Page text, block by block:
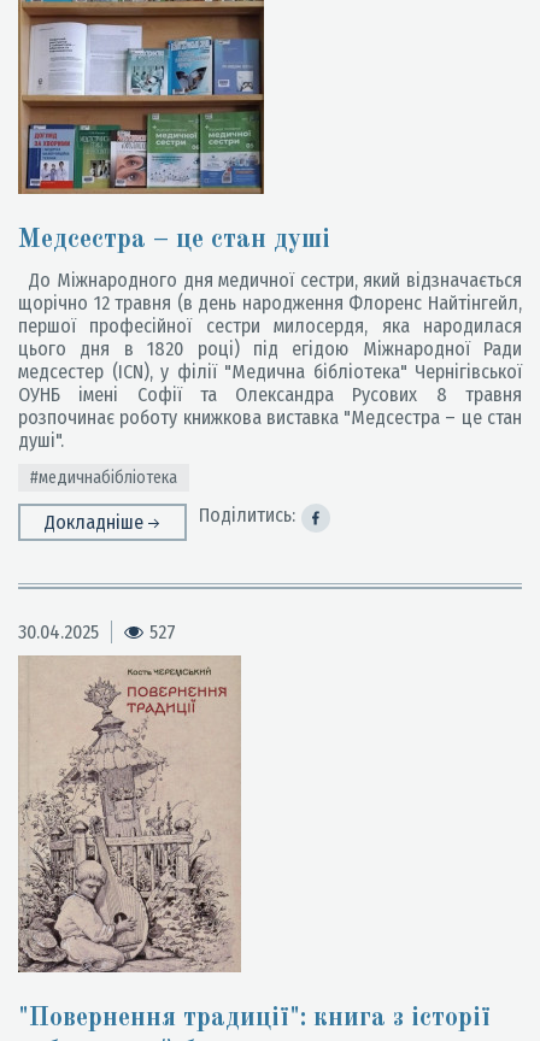
Медсестра – це стан душі
До Міжнародного дня медичної сестри, який відзначається
щорічно 12 травня (в день народження Флоренс Найтінгейл,
першої професійної сестри милосердя, яка народилася
цього дня в 1820 році) під егідою Міжнародної Ради
медсестер (ICN), у філії "Медична бібліотека" Чернігівської
ОУНБ імені Софії та Олександра Русових 8 травня
розпочинає роботу книжкова виставка "Медсестра – це стан
душі".
#медичнабібліотека
Докладніше Поділитись:
30.04.2025 527
"Повернення традиції": книга з історії